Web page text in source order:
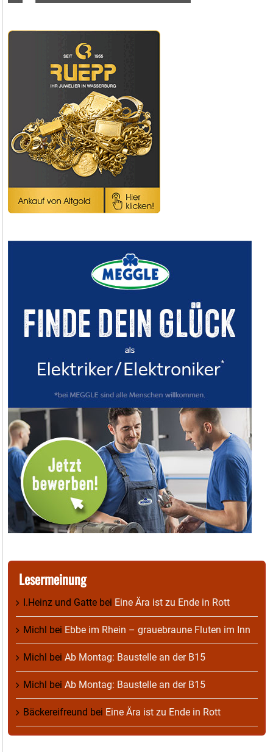
Lesermeinung
I.Heinz und Gatte bei Eine Ära ist zu Ende in Rott
Michl bei Ebbe im Rhein – grauebraune Fluten im Inn
Michl bei Ab Montag: Baustelle an der B15
Michl bei Ab Montag: Baustelle an der B15
Bäckereifreund bei Eine Ära ist zu Ende in Rott